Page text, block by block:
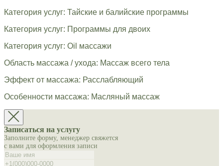
Категория услуг: Тайские и балийские программы
Категория услуг: Программы для двоих
Категория услуг: Oil массажи
Область массажа / ухода: Массаж всего тела
Эффект от массажа: Расслабляющий
Особенности массажа: Масляный массаж
Записаться на услугу
Заполните форму, менеджер свяжется
с вами для оформления записи